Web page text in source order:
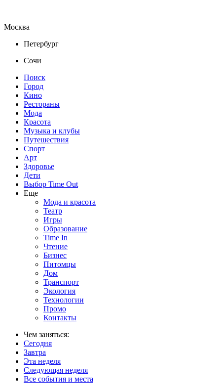
Москва
Петербург
Сочи
Поиск
Город
Кино
Рестораны
Мода
Красота
Музыка и клубы
Путешествия
Спорт
Арт
Здоровье
Дети
Выбор Time Out
Еще
Мода и красота
Театр
Игры
Образование
Time In
Чтение
Бизнес
Питомцы
Дом
Транспорт
Экология
Технологии
Промо
Контакты
Чем заняться:
Сегодня
Завтра
Эта неделя
Следующая неделя
Все события и места